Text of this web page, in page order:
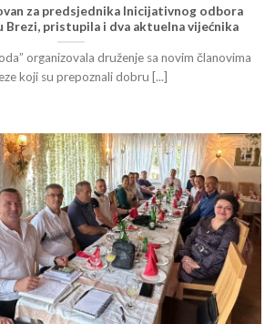
za predsjednika Inicijativnog odbora
Brezi, pristupila i dva aktuelna vijećnika
organizovala druženje sa novim članovima
koji su prepoznali dobru [...]